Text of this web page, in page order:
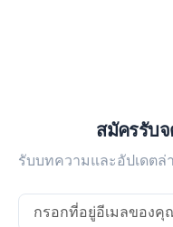
สมัครรับจ
รับบทความและอัปเดต